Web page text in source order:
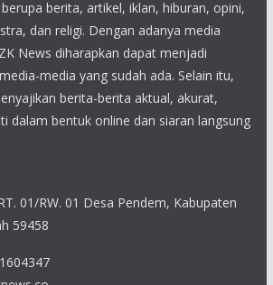
berita, artikel, iklan, hiburan, opini,
dan religi. Dengan adanya media
News diharapkan dapat menjadi
media yang sudah ada. Selain itu,
berita-berita aktual, akurat,
dalam bentuk online dan siaran langsung
01/RW. 01 Desa Pendem, Kabupaten
59458